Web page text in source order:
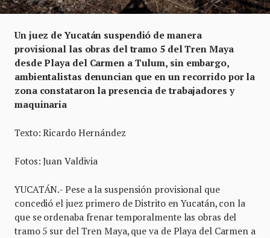
Un juez de Yucatán suspendió de manera
provisional las obras del tramo 5 del Tren Maya
desde Playa del Carmen a Tulum, sin embargo,
ambientalistas denuncian que en un recorrido por la
zona constataron la presencia de trabajadores y
maquinaria
Texto: Ricardo Hernández
Fotos: Juan Valdivia
YUCATÁN.- Pese a la suspensión provisional que
concedió el juez primero de Distrito en Yucatán, con la
que se ordenaba frenar temporalmente las obras del
tramo 5 sur del Tren Maya, que va de Playa del Carmen a